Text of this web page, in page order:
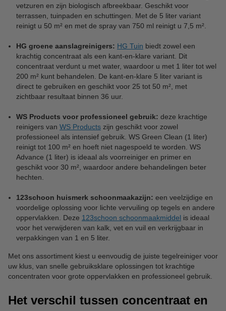
vetzuren en zijn biologisch afbreekbaar. Geschikt voor
terrassen, tuinpaden en schuttingen. Met de 5 liter variant
reinigt u 50 m² en met de spray van 750 ml reinigt u 7,5 m².
HG groene aanslagreinigers: HG Tuin biedt zowel een
krachtig concentraat als een kant-en-klare variant. Dit
concentraat verdunt u met water, waardoor u met 1 liter tot wel
200 m² kunt behandelen. De kant-en-klare 5 liter variant is
direct te gebruiken en geschikt voor 25 tot 50 m², met
zichtbaar resultaat binnen 36 uur.
WS Products voor professioneel gebruik: deze krachtige
reinigers van WS Products zijn geschikt voor zowel
professioneel als intensief gebruik. WS Green Clean (1 liter)
reinigt tot 100 m² en hoeft niet nagespoeld te worden. WS
Advance (1 liter) is ideaal als voorreiniger en primer en
geschikt voor 30 m², waardoor andere behandelingen beter
hechten.
123schoon huismerk schoonmaakazijn: een veelzijdige en
voordelige oplossing voor lichte vervuiling op tegels en andere
oppervlakken. Deze 123schoon schoonmaakmiddel is ideaal
voor het verwijderen van kalk, vet en vuil en verkrijgbaar in
verpakkingen van 1 en 5 liter.
Met ons assortiment kiest u eenvoudig de juiste tegelreiniger voor
uw klus, van snelle gebruiksklare oplossingen tot krachtige
concentraten voor grote oppervlakken en professioneel gebruik.
Het verschil tussen concentraat en